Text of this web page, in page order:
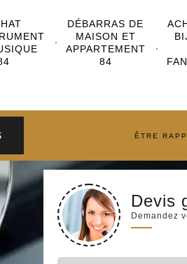
DÉBARRAS DE
MAISON ET
APPARTEMENT
84
ÊTRE
Devis
Demandez